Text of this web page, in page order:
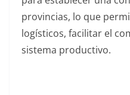
provincias, lo que
logísticos, facilitar el
sistema productivo.